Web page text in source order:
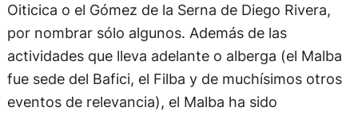
Oiticica o el Gómez de la Serna de Diego Rivera,
por nombrar sólo algunos. Además de las
actividades que lleva adelante o alberga (el Malba
fue sede del Bafici, el Filba y de muchísimos otros
eventos de relevancia), el Malba ha sido